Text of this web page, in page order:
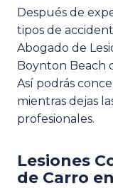
Después de
tipos de
Abogado de
Boynton Beach
Así podrás
mientras dejas
profesionales.
Lesiones
de Carro